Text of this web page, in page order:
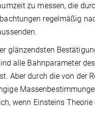
zu messen, die
regelmäßig
glänzendsten
alle Bahnparameter
Aber durch die von der
wenn Einsteins